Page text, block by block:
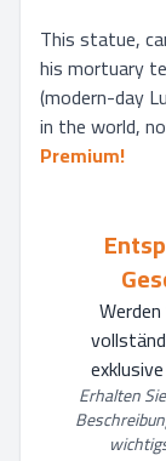
This statue,
his mortuary
(modern-day
in the world,
Premium!
Erhalten